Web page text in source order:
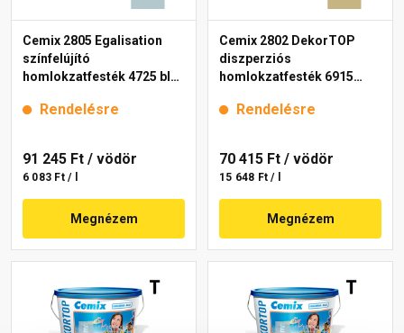
Cemix 2805 Egalisation
színfelújító
homlokzatfesték 4725 blue
Rendelésre
91 245 Ft / vödör
6 083 Ft / l
Megnézem
Cemix 2802 DekorTOP
diszperziós
homlokzatfesték 6915
Rendelésre
70 415 Ft / vödör
15 648 Ft / l
Megnézem